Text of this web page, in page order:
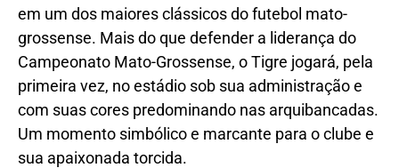
em um dos maiores clássicos do futebol mato-
grossense. Mais do que defender a liderança do
Campeonato Mato-Grossense, o Tigre jogará, pela
primeira vez, no estádio sob sua administração e
com suas cores predominando nas arquibancadas.
Um momento simbólico e marcante para o clube e
sua apaixonada torcida.